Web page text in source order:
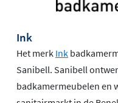
Ink
Het merk Ink
Sanibell. Sanibell
badkamermeubelen en